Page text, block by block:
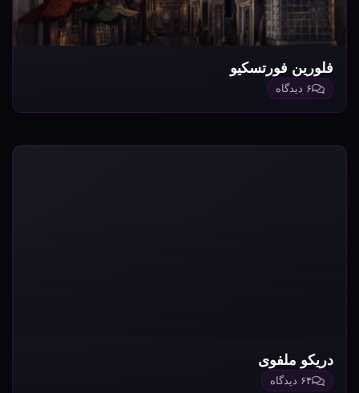
فلورین فورتسکیو
۶ دیدگاه
دریکو ملفوی
۶۴ دیدگاه